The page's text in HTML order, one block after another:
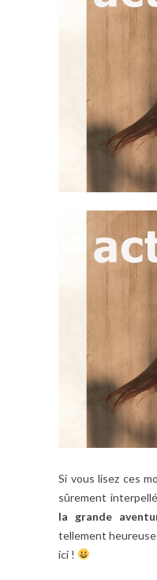
Si vous lisez ces
sûrement
la grande
tellement heureuse
ici !